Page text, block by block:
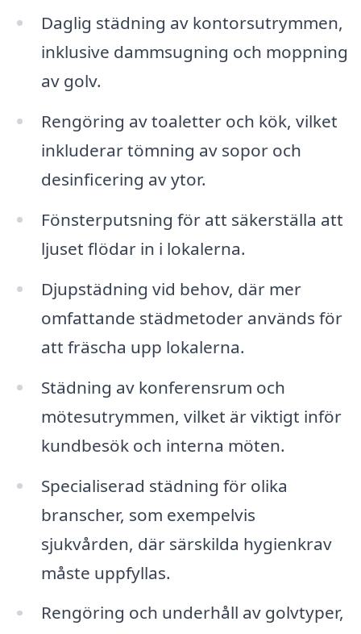
Daglig städning av kontorsutrymmen,
inklusive dammsugning och moppning
av golv.
Rengöring av toaletter och kök, vilket
inkluderar tömning av sopor och
desinficering av ytor.
Fönsterputsning för att säkerställa att
ljuset flödar in i lokalerna.
Djupstädning vid behov, där mer
omfattande städmetoder används för
att fräscha upp lokalerna.
Städning av konferensrum och
mötesutrymmen, vilket är viktigt inför
kundbesök och interna möten.
Specialiserad städning för olika
branscher, som exempelvis
sjukvården, där särskilda hygienkrav
måste uppfyllas.
Rengöring och underhåll av golvtyper,